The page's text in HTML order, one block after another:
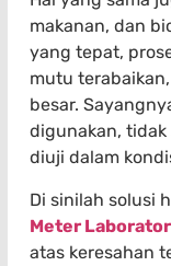
makanan, dan
yang tepat,
mutu
besar.
digunakan,
diuji dalam
Di sinilah solusi
Meter
atas keresahan